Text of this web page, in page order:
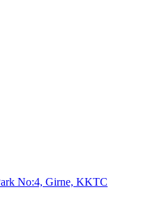
No:4, Girne, KKTC